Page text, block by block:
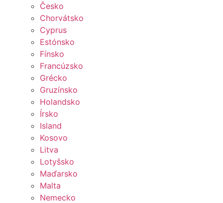
Česko
Chorvátsko
Cyprus
Estónsko
Fínsko
Francúzsko
Grécko
Gruzínsko
Holandsko
Írsko
Island
Kosovo
Litva
Lotyšsko
Maďarsko
Malta
Nemecko